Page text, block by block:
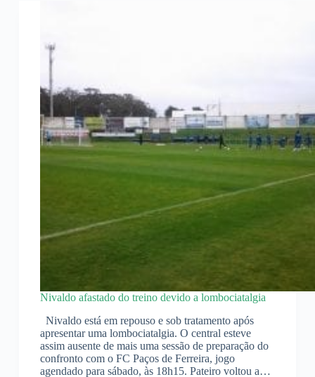
Nivaldo afastado do treino devido a lombociatalgia
Nivaldo está em repouso e sob tratamento após
apresentar uma lombociatalgia. O central esteve
assim ausente de mais uma sessão de preparação do
confronto com o FC Paços de Ferreira, jogo
agendado para sábado, às 18h15. Pateiro voltou a…